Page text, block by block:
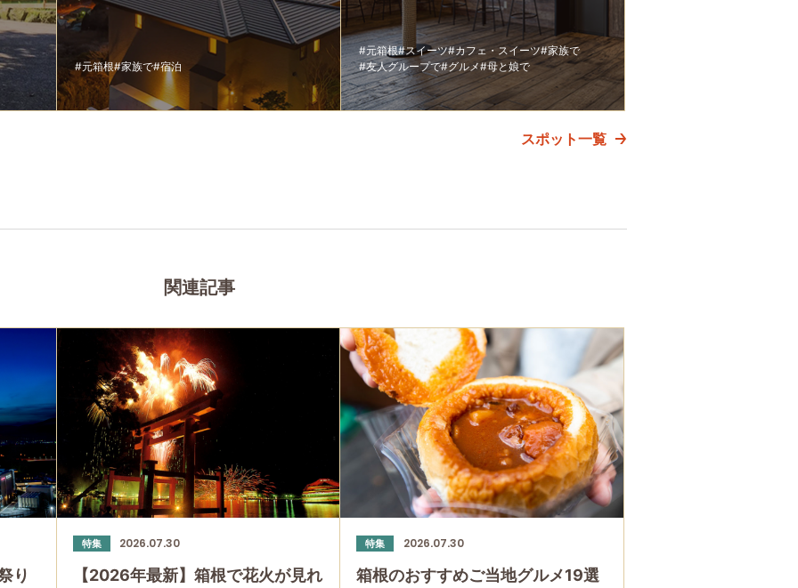
#元箱根#家族で#宿泊
#元箱根#スイーツ#カフェ・スイーツ#家族で
#友人グループで#グルメ#母と娘で
スポット一覧
関連記事
り
特集 2026.07.30
【2026年最新】箱根で花火が見れ
特集 2026.07.30
箱根のおすすめご当地グルメ19選